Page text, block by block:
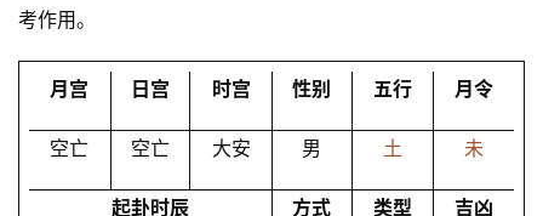
考作用。
月宫 日宫 时宫 性别 五行 月令
空亡 空亡 大安 男 土 未
起卦时辰 方式 类型 吉凶